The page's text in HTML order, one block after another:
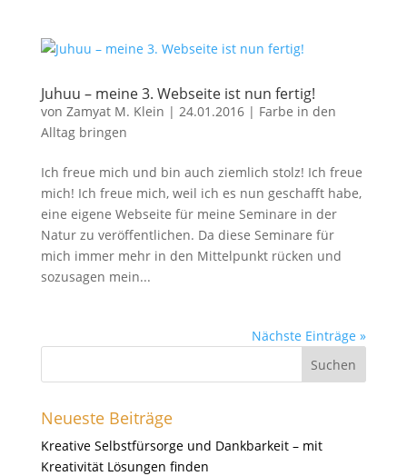
Juhuu – meine 3. Webseite ist nun fertig!
von Zamyat M. Klein | 24.01.2016| Farbe in den
Alltag bringen
Ich freue mich und bin auch ziemlich stolz! Ich freue
mich! Ich freue mich, weil ich es nun geschafft habe,
eine eigene Webseite für meine Seminare in der
Natur zu veröffentlichen. Da diese Seminare für
mich immer mehr in den Mittelpunkt rücken und
sozusagen mein...
Nächste Einträge »
Neueste Beiträge
Kreative Selbstfürsorge und Dankbarkeit – mit
Kreativität Lösungen finden